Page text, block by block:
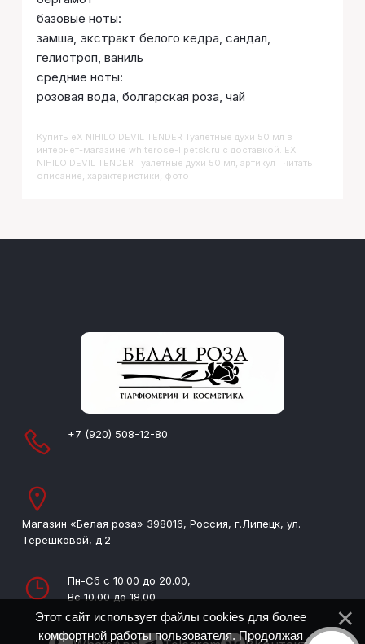
базовые ноты:
замша, экстракт белого кедра, сандал,
гелиотроп, ваниль
средние ноты:
розовая вода, болгарская роза, чай
Купить EX NIHILO DEVIL TENDER Туалетные духи 50 мл в
интернет-магазине whiterose-lipetsk.ru с доставкой. EX
NIHILO DEVIL TENDER Туалетные духи 50 мл, артикул : читать
описание, характеристики, фото
+7 (920) 508-12-80
Магазин «Белая роза» 398016, Россия, г.Липецк, ул.
Терешковой, д.2
Пн-Сб с 10.00 до 20.00,
Вс 10.00 до 18.00
Этот сайт использует файлы cookies для более
комфортной работы пользователя. Продолжая